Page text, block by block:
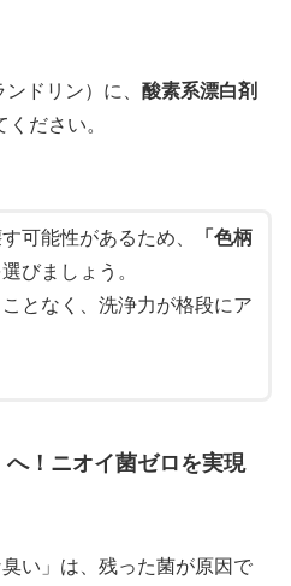
ドリン）に、 酸素系漂白剤
ださい。
可能性があるため、
「色柄
びましょう。
となく、洗浄力が格段にア
！ニオイ菌ゼロを実現
い」は、残った菌が原因で